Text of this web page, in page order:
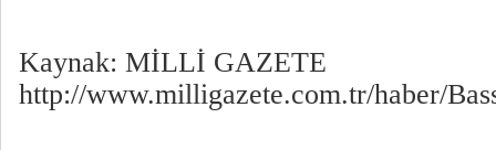
Kaynak: MİLLİ GAZETE
http://www.milligazete.com.tr/haber/